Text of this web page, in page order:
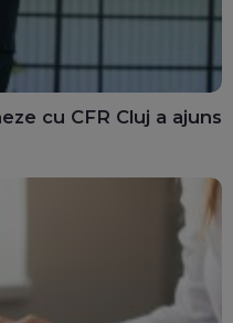
cu CFR Cluj a ajuns